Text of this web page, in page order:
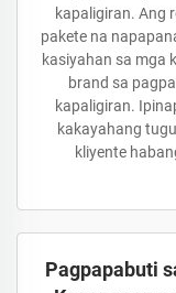
kapaligiran. Ang
pakete na
kasiyahan sa mga
brand sa
kapaligiran.
kakayahang
kliyente
Pagpapabuti